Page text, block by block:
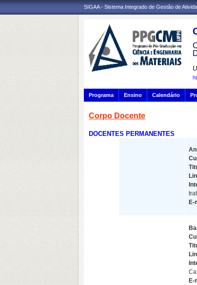
SIGAA - Sistema Integrado de Gestão de
Programa Ensino Calendário
Corpo Docente
DOCENTES PERMANENTES
E-
E-